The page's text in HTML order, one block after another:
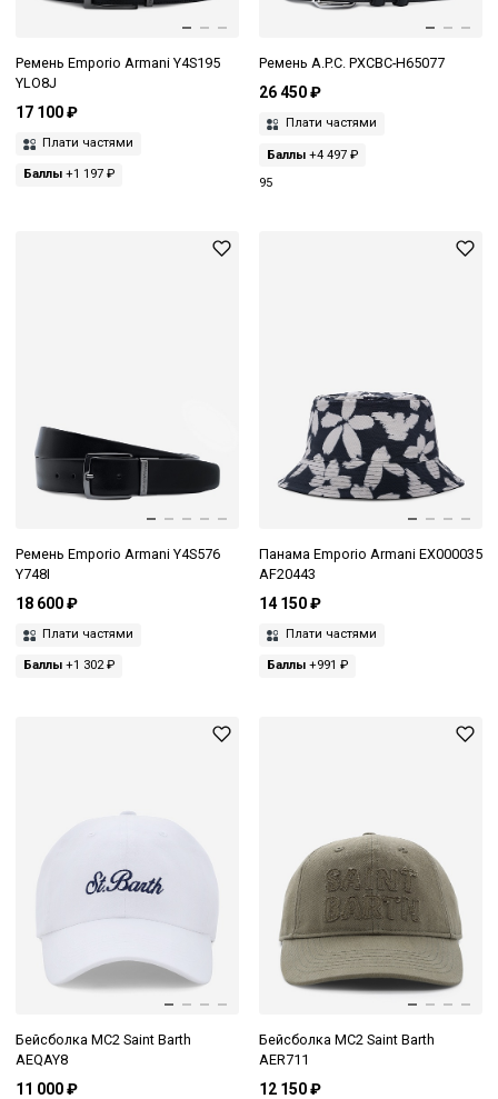
Ремень Emporio Armani Y4S195
YLO8J
17 100 ₽
Плати частями
Баллы +1 197 ₽
Ремень A.P.C. PXCBC-H65077
26 450 ₽
Плати частями
Баллы+4 497 ₽
95
Ремень Emporio Armani Y4S576
Y748I
18 600 ₽
Плати частями
Баллы +1 302 ₽
Панама Emporio Armani EX000035
AF20443
14 150 ₽
Плати частями
Баллы+991 ₽
Бейсболка MC2 Saint Barth
AEQAY8
11 000 ₽
Бейсболка MC2 Saint Barth
AER711
12 150 ₽